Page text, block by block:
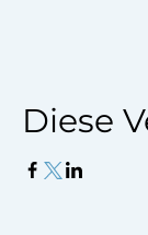
Diese